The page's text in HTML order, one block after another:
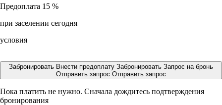
Предоплата 15 %
при заселении сегодня
условия
Забронировать Внести предоплату Забронировать Запрос на бронь
Отправить запрос Отправить запрос
Пока платить не нужно. Сначала дождитесь подтверждения
бронирования